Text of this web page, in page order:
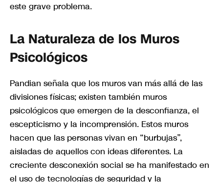
este grave problema.
La Naturaleza de los Muros
Psicológicos
Pandian señala que los muros van más allá de las
divisiones físicas; existen también muros
psicológicos que emergen de la desconfianza, el
escepticismo y la incomprensión. Estos muros
hacen que las personas vivan en “burbujas”,
aisladas de aquellos con ideas diferentes. La
creciente desconexión social se ha manifestado en
el uso de tecnologías de seguridad y la